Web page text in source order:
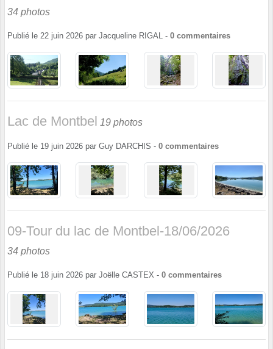
34 photos
Publié le 22 juin 2026 par Jacqueline RIGAL - 0 commentaires
Lac de Montbel 19 photos
Publié le 19 juin 2026 par Guy DARCHIS - 0 commentaires
09-Tour du lac de Montbel-18/06/2026
34 photos
Publié le 18 juin 2026 par Joëlle CASTEX - 0 commentaires